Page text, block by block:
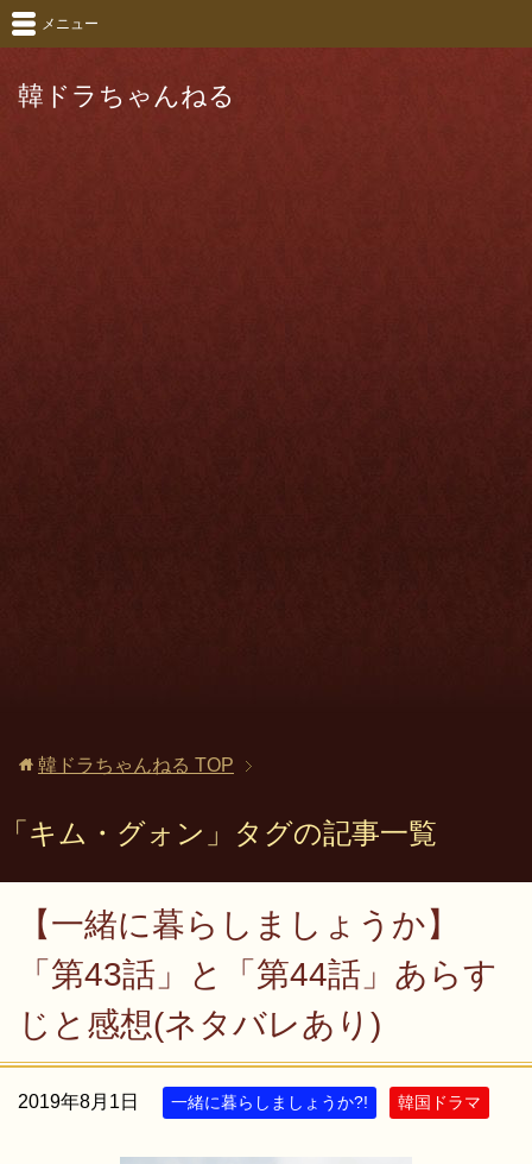
韓ドラちゃんねる
メニュー
韓ドラちゃんねる TOP
「キム・グォン」タグの記事一覧
【一緒に暮らしましょうか】
「第43話」と「第44話」あらす
じと感想(ネタバレあり)
2019年8月1日 一緒に暮らしましょうか?! 韓国ドラマ